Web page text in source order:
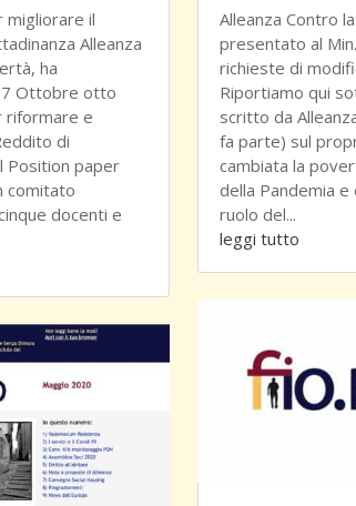
il
Alleanza
ha
Ottobre otto
e
di
Position paper
comitato
docenti e
Alleanza Contro
presentato al
richieste di
Riportiamo qui
scritto da
fa parte) sul
cambiata la
della Pandemia
ruolo del...
leggi tutto